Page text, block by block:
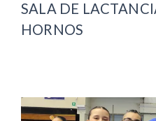
SALA DE
HORNOS